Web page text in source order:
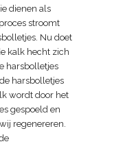
dienen als
stroomt
Nu doet
kalk hecht zich
harsbolletjes
harsbolletjes
wordt door het
gespoeld en
regenereren.